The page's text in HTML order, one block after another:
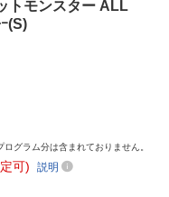
トモンスター ALL
(S)
グラム分は含まれておりません。
可) 説明